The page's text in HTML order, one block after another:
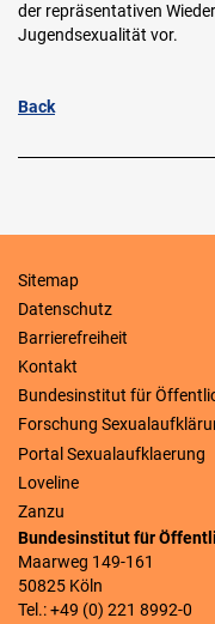
der repräsentativen
Jugendsexualität vor.
Back
Sitemap
Datenschutz
Barrierefreiheit
Kontakt
Bundesinstitut für
Forschung
Portal Sexualaufklaerung
Loveline
Zanzu
Bundesinstitut für
Maarweg 149-161
50825 Köln
Tel.: +49 (0) 221 8992-0